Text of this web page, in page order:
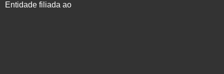
Entidade filiada ao